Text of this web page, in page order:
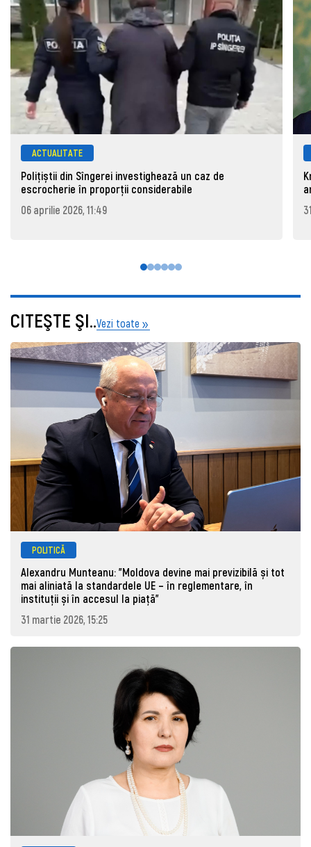
ACTUALITATE
Polițiștii din Sîngerei investighează un caz de
escrocherie în proporții considerabile
06 aprilie 2026, 11:49
CITEŞTE ŞI..Vezi toate
POLITICĂ
Alexandru Munteanu: "Moldova devine mai previzibilă și tot
mai aliniată la standardele UE – în reglementare, în
instituții și în accesul la piață"
31 martie 2026, 15:25